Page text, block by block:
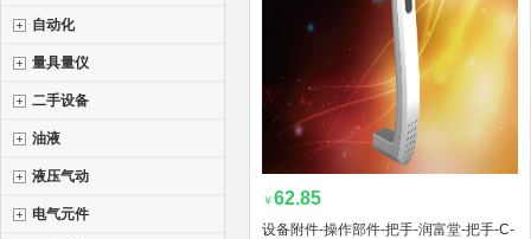
自动化
量具量仪
二手设备
油液
液压气动
电气元件
￥62.85
设备附件-操作部件-把手-润富堂-把手-C-